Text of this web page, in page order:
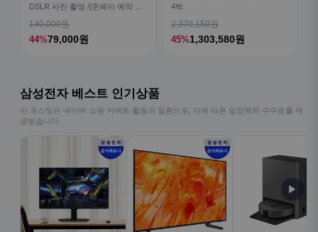
DSLR 사진 촬영 /[준페이 예약 식
140,000원
44%79,000원
4박
2,370,150원
45%1,303,580원
삼성전자 베스트 인기상품
이 포스팅은 네이버 쇼핑 커넥트 활동의 일환으로, 이에 따른 일정액의 수수료를 제
공받습니다.
▶